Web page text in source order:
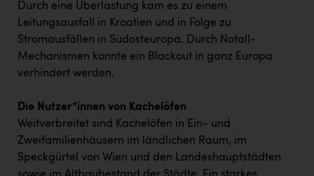
Durch eine Überlastung kam es zu einem
Leitungsausfall in Kroatien und in Folge zu
Stromausfällen in Südosteuropa. Durch Notall-
Mechanismen konnte ein Blackout in ganz Europa
verhindert werden.
Die Nutzer*innen von Kachelöfen
Weitverbreitet sind Kachelöfen in Ein- und
Zweifamilienhäusern im ländlichen Raum, im
Speckgürtel von Wien und den Landeshauptstädten